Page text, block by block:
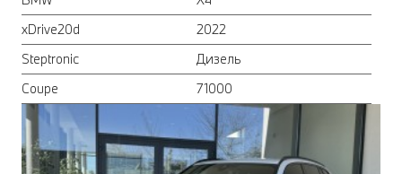
xDrive20d
2022
Steptronic
Дизель
Coupe
71000